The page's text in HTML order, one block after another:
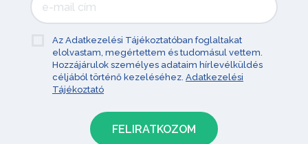
Az Adatkezelési Tájékoztatóban foglaltakat
elolvastam, megértettem és tudomásul vettem.
Hozzájárulok személyes adataim hírlevélküldés
céljából történő kezeléséhez. Adatkezelési
Tájékoztató